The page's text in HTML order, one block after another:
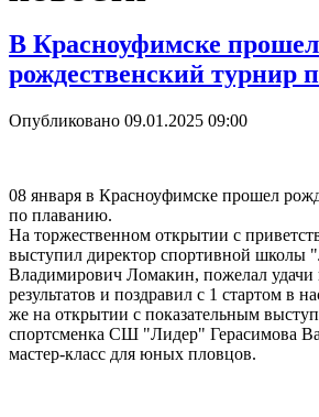
В Красноуфимске прошел
рождественский турнир
Опубликовано 09.01.2025 09:00
08 января в Красноуфимске прошел
по плаванию.
На торжественном открытии с
выступил директор спортивной школы
Владимирович Ломакин, пожелал
результатов и поздравил с 1 стартом в
же на открытии с показательным
спортсменка СШ "Лидер" Герасимова
мастер-класс для юных пловцов.